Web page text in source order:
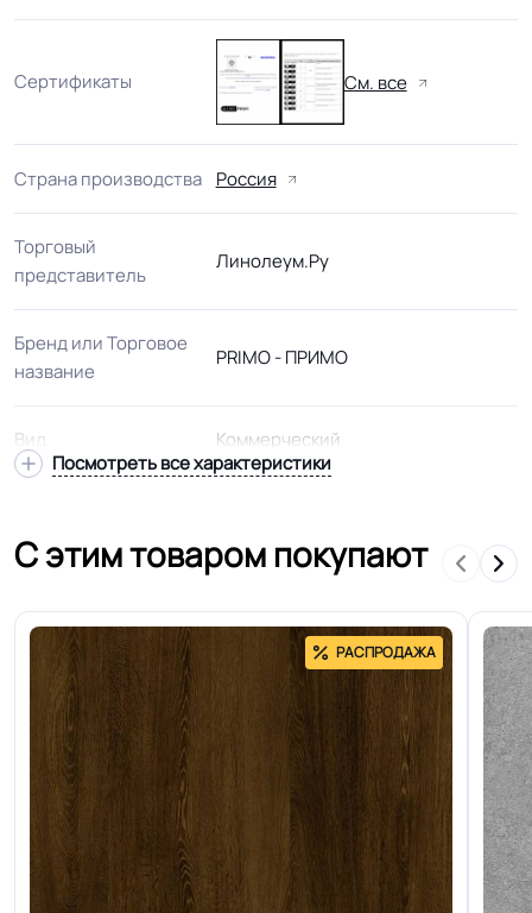
Сертификаты См. все
Страна производства Россия
Торговый
представитель
Линолеум.Ру
Бренд или Торговое
название
PRIMO - ПРИМО
Вид Коммерческий
Удельное
Структура Однослойная
Основа
Ширина
Толщина 2.0 мм
Посмотреть все характеристики
С этим товаром покупают
РАСПРОДАЖА